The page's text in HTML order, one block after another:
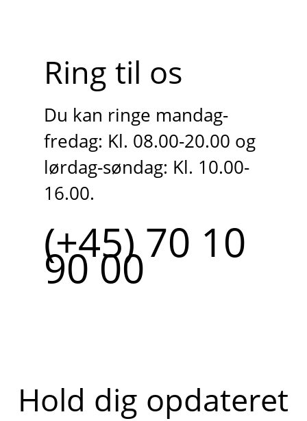
Ring til os
Du kan ringe mandag-
fredag: Kl. 08.00-20.00 og
lørdag-søndag: Kl. 10.00-
16.00.
(+45) 70 10
90 00
Hold dig opdateret